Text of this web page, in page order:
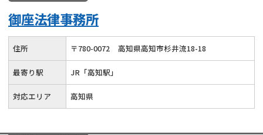
御座法律事務所
住所 〒780-0072 高知県高知市杉井流18-18
最寄り駅 JR「高知駅」
対応エリア 高知県